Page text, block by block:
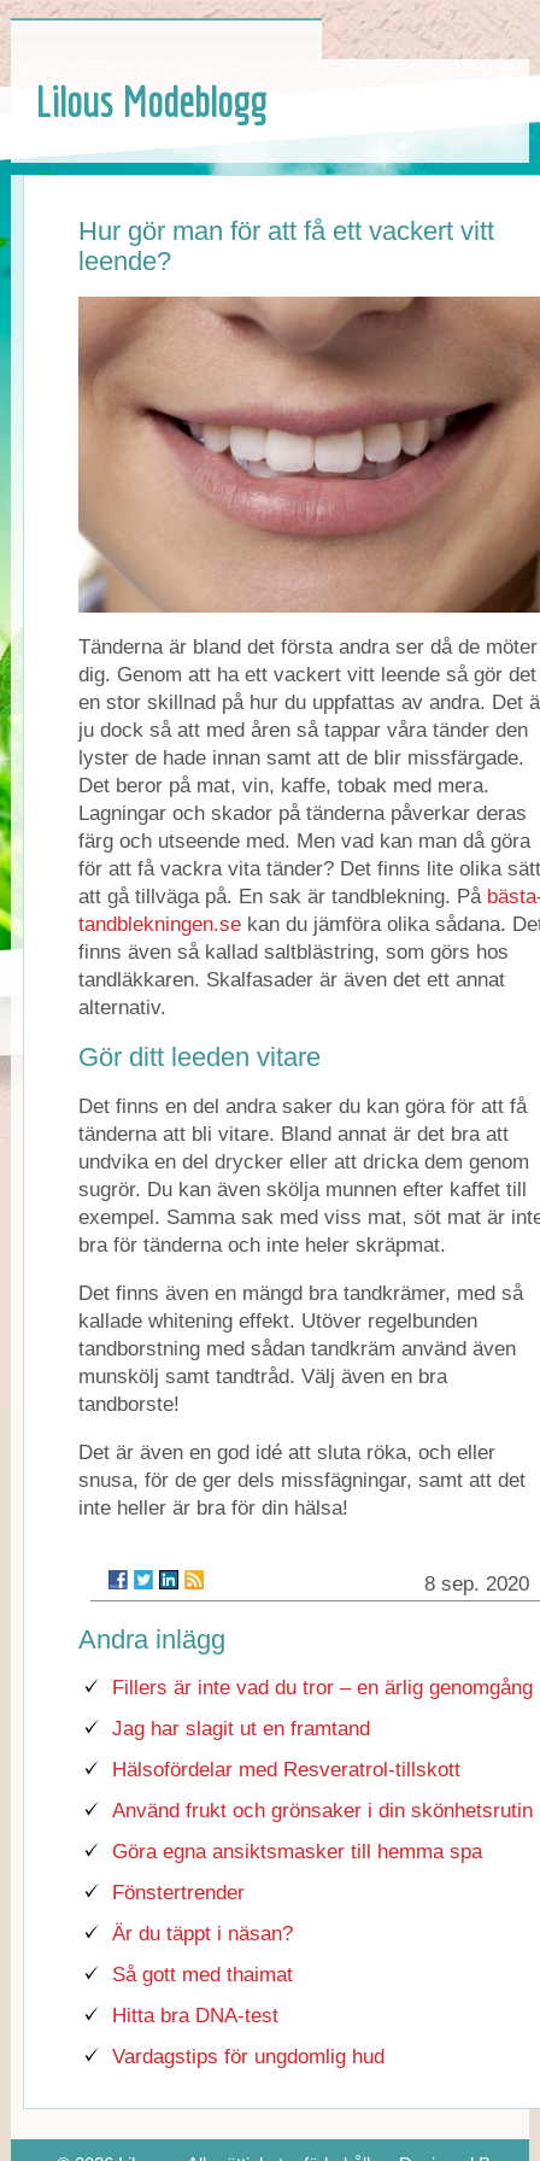
Lilous Modeblogg
Hur gör man för att få ett vackert vitt
leende?
Tänderna är bland det första andra ser då de möter
dig. Genom att ha ett vackert vitt leende så gör det
en stor skillnad på hur du uppfattas av andra. Det
ju dock så att med åren så tappar våra tänder den
lyster de hade innan samt att de blir missfärgade.
Det beror på mat, vin, kaffe, tobak med mera.
Lagningar och skador på tänderna påverkar deras
färg och utseende med. Men vad kan man då göra
för att få vackra vita tänder? Det finns lite olika sätt
att gå tillväga på. En sak är tandblekning. På
tandblekningen.sekan du jämföra olika sådana.
finns även så kallad saltblästring, som görs hos
tandläkkaren. Skalfasader är även det ett annat
alternativ.
Gör ditt leeden vitare
Det finns en del andra saker du kan göra för att få
tänderna att bli vitare. Bland annat är det bra att
undvika en del drycker eller att dricka dem genom
sugrör. Du kan även skölja munnen efter kaffet till
exempel. Samma sak med viss mat, söt mat är
bra för tänderna och inte heler skräpmat.
Det finns även en mängd bra tandkrämer, med så
kallade whitening effekt. Utöver regelbunden
tandborstning med sådan tandkräm använd även
munskölj samt tandtråd. Välj även en bra
tandborste!
Det är även en god idé att sluta röka, och eller
snusa, för de ger dels missfägningar, samt att det
inte heller är bra för din hälsa!
8 sep. 2020
Andra inlägg
Fillers är inte vad du tror – en ärlig genomgång
Jag har slagit ut en framtand
Hälsofördelar med Resveratrol-tillskott
Använd frukt och grönsaker i din skönhetsrutin
Göra egna ansiktsmasker till hemma spa
Fönstertrender
Är du täppt i näsan?
Så gott med thaimat
Hitta bra DNA-test
Vardagstips för ungdomlig hud